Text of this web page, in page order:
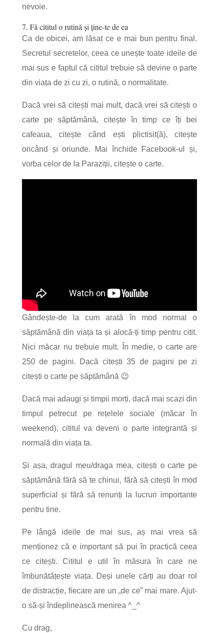
nevoie.
7. Fă cititul o rutină și ține-te de ea
Ca de obicei, am lăsat ce e mai bun pentru final.
Secretul secretelor, ceea ce unește toate ideile de
mai sus e faptul că cititul trebuie să devine o parte
din viața de zi cu zi, o rutină, o normalitate.
Dacă vrei să citești mai mult, dacă vrei să citești o
carte pe săptămână, citește în timp ce îți bei
cafeaua, citește când ești plictisit(ă), citește
oricând și oriunde. Mai închide Facebook-ul și,
vorba celor de la Paraziții, citește o carte.
Gândește-de la cum arată în mod normal o
săptămână din viața ta și alocă-ți timp pentru citit.
Nici măcar nu trebuie mult. În medie, o carte are
250 de pagini. Dacă citești 35 de pagini pe zi
citești o carte pe săptămână 😉
Dacă mai adaugi și timpii morți, dacă mai scazi din
timpul petrecut pe rețelele sociale (măcar în
weekend), cititul va deveni o parte integrantă și
normală din viața ta.
Și așa, dragul meu/draga mea, citești o carte pe
săptămână fără să te chinui, fără să citești în mod
superficial și fără să renunți la lucruri importante
pentru tine.
Pe lângă ideile de mai sus, aș mai vrea să
menționez că e important să pui în practică ceea
ce citești. Cititul e util în măsura în care ne
îmbunătățește viața. Deși unele cărți au doar rol
de distracție, fiecare are un „de ce” mai mare. Ajut-
o să-și îndeplinească menirea ^_^
Cu drag,